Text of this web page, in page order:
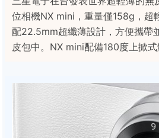
位相機NX mini，重量僅158g，超
配22.5mm超纖薄設計，方便攜帶
皮包中。NX mini配備180度上掀